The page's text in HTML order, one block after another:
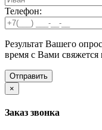
Телефон:
Результат Вашего
время с Вами
×
Заказ звонка